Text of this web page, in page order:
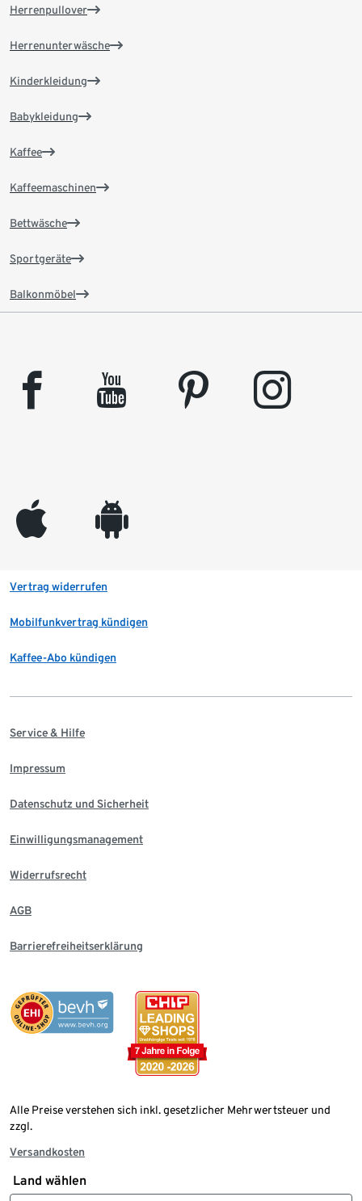
Herrenpullover
Herrenunterwäsche
Kinderkleidung
Babykleidung
Kaffee
Kaffeemaschinen
Bettwäsche
Sportgeräte
Balkonmöbel
facebook youtube pinterest instagram
appleinc android
Vertrag widerrufen
Mobilfunkvertrag kündigen
Kaffee-Abo kündigen
Service & Hilfe
Impressum
Datenschutz und Sicherheit
Einwilligungsmanagement
Widerrufsrecht
AGB
Barrierefreiheitserklärung
Alle Preise verstehen sich inkl. gesetzlicher Mehrwertsteuer und
zzgl.
Versandkosten
Land wählen